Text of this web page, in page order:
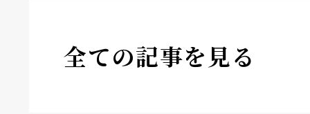
全ての記事を見る